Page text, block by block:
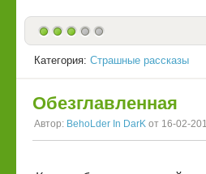
Категория: Страшные рассказы
Обезглавленная
Автор: BehoLder In DarK от 16-02-